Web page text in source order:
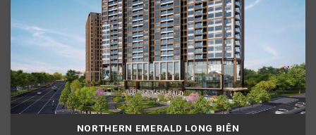
NORTHERN EMERALD LONG BIÊN